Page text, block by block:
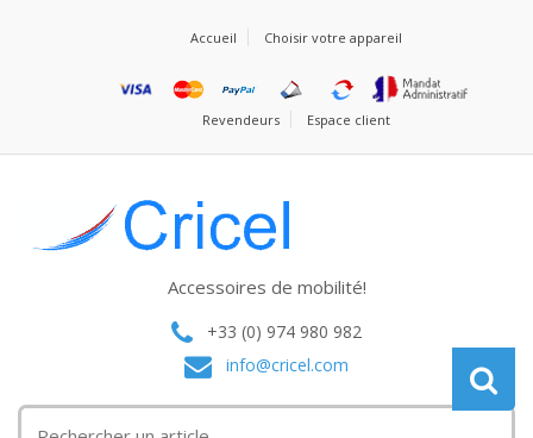
Accueil Choisir votre appareil
Revendeurs Espace client
Accessoires de mobilité!
+33 (0) 974 980 982
info@cricel.com